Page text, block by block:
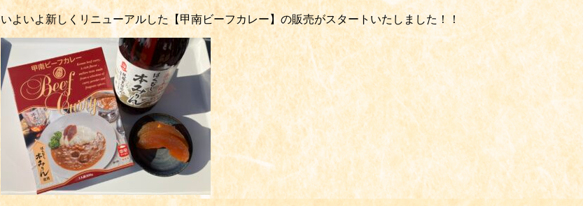
いよいよ新しくリニューアルした【甲南ビーフカレー】の販売がスタートいたしました！！